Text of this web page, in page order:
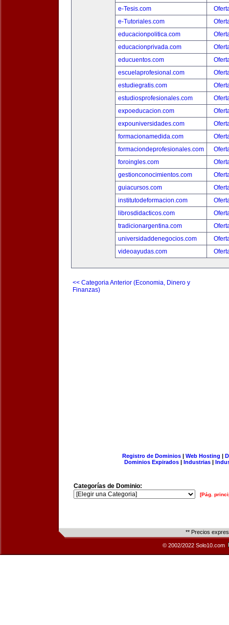
e-Tesis.com
e-Tutoriales.com
educacionpolitica.com
educacionprivada.com
educuentos.com
escuelaprofesional.com
estudiegratis.com
estudiosprofesionales.com
expoeducacion.com
expouniversidades.com
formacionamedida.com
formaciondeprofesionales.com
foroingles.com
gestionconocimientos.com
guiacursos.com
institutodeformacion.com
librosdidacticos.com
tradicionargentina.com
universidaddenegocios.com
videoayudas.com
<< Categoria Anterior (Economia, Dinero y
Finanzas)
Registro de Dominios| Web Hosting |
Dominios Expirados | Industrias |
Categorías de Dominio:
[Pág.
** Precios
© 2002/2022 Solo10.com